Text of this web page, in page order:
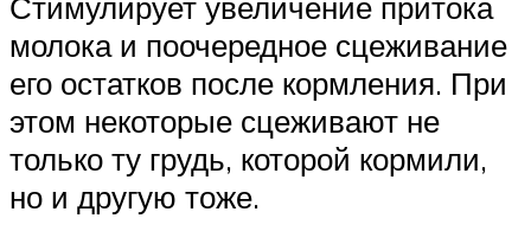
молока и поочередное сцеживание
его остатков после кормления. При
этом некоторые сцеживают не
только ту грудь, которой кормили,
но и другую тоже.